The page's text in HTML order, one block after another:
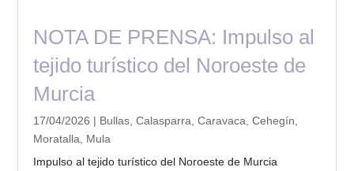
NOTA DE PRENSA: Impulso al
tejido turístico del Noroeste de
Murcia
17/04/2026 | Bullas ,Calasparra ,Caravaca ,Cehegín
Moratalla
Mula
Impulso al tejido turístico del Noroeste de Murcia